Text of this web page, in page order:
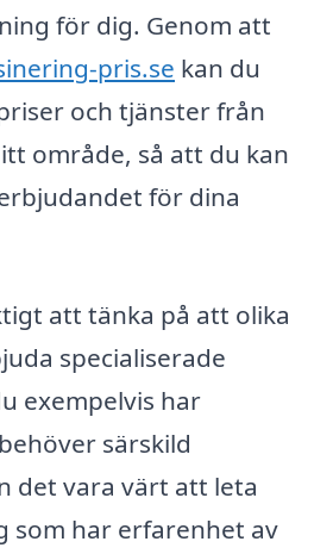
för dig. Genom att
pris.se kan du
och tjänster från
område, så att du kan
för dina
att tänka på att olika
specialiserade
exempelvis har
särskild
det vara värt att leta
som har erfarenhet av